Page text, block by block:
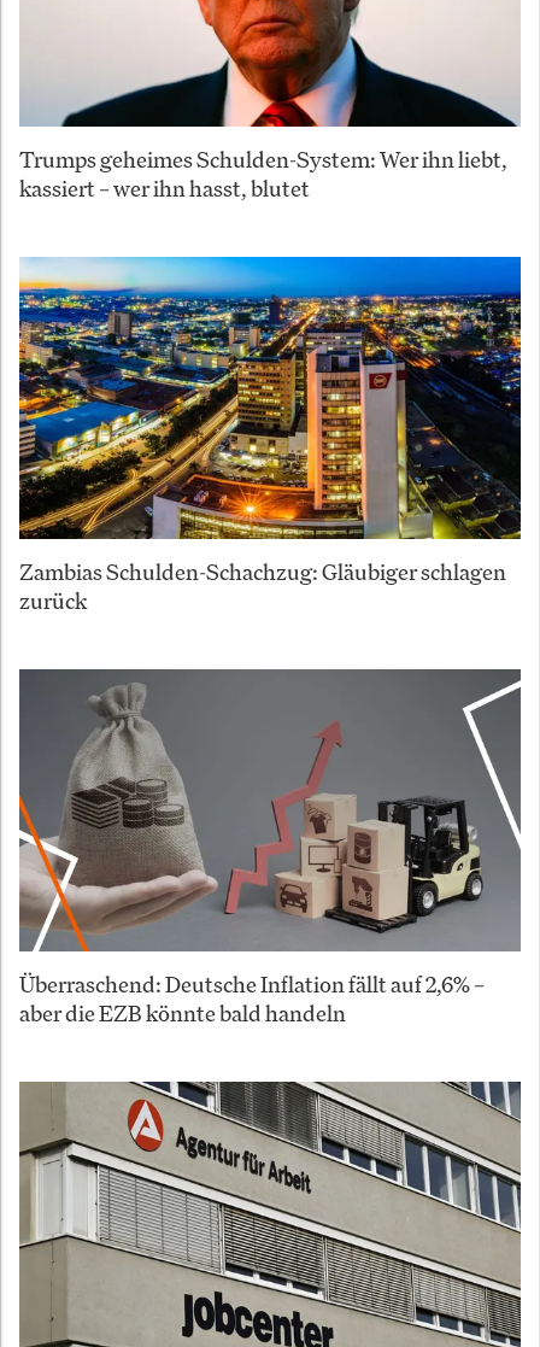
Trumps geheimes Schulden-System: Wer ihn liebt,
kassiert – wer ihn hasst, blutet
Zambias Schulden-Schachzug: Gläubiger schlagen
zurück
Überraschend: Deutsche Inflation fällt auf 2,6% –
aber die EZB könnte bald handeln